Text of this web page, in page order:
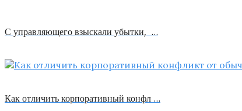
С управляющего взыскали убытки, …
Как отличить корпоративный конфл …